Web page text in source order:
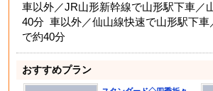
車以外／JR山形新幹線で山形駅下車／
40分 車以外／仙山線快速で山形駅下
で約40分
おすすめプラン